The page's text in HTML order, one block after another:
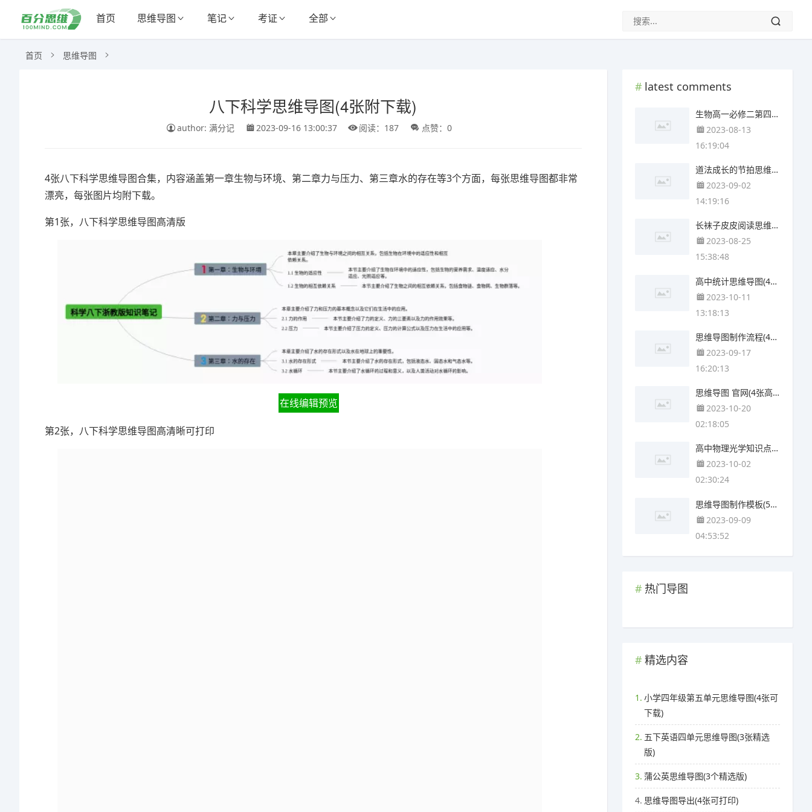
首页 思维导图 笔记 考证 全部
首页 思维导图
八下科学思维导图(4张附下载)
author: 满分记 2023-09-16 13:00:37 阅读：187 点赞：0
4张八下科学思维导图合集，内容涵盖第一章生物与环境、第二章力与压力、第三章水的存在等3个方面，每张思维导图都非常
漂亮，每张图片均附下载。
第1张，八下科学思维导图高清版
在线编辑预览
第2张，八下科学思维导图高清晰可打印
latest comments
生物高一必修二第四章思维导图(4个精选版)
2023-08-13
16:19:04
道法成长的节拍思维导图(3张附打印高清版)
2023-09-02
14:19:16
长袜子皮皮阅读思维导图(4个附下载)
2023-08-25
15:38:48
高中统计思维导图(4个可打印)
2023-10-11
13:18:13
思维导图制作流程(4个可下载)
2023-09-17
16:20:13
思维导图 官网(4张高清晰可打印)
2023-10-20
02:18:05
高中物理光学知识点思维导图(4个附下载)
2023-10-02
02:30:24
思维导图制作模板(5张可下载)
2023-09-09
04:53:52
热门导图
精选内容
1. 小学四年级第五单元思维导图(4张可
下载)
2. 五下英语四单元思维导图(3张精选
版)
3. 蒲公英思维导图(3个精选版)
4. 思维导图导出(4张可打印)